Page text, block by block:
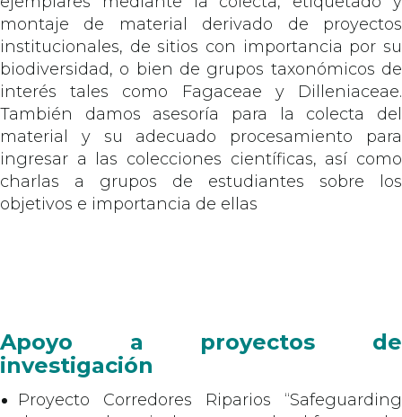
montaje de material derivado de proyectos
institucionales, de sitios con importancia por su
biodiversidad, o bien de grupos taxonómicos de
interés tales como Fagaceae y Dilleniaceae.
También damos asesoría para la colecta del
material y su adecuado procesamiento para
ingresar a las colecciones científicas, así como
charlas a grupos de estudiantes sobre los
objetivos e importancia de ellas
Apoyo a proyectos de
investigación
Proyecto Corredores Riparios “Safeguarding